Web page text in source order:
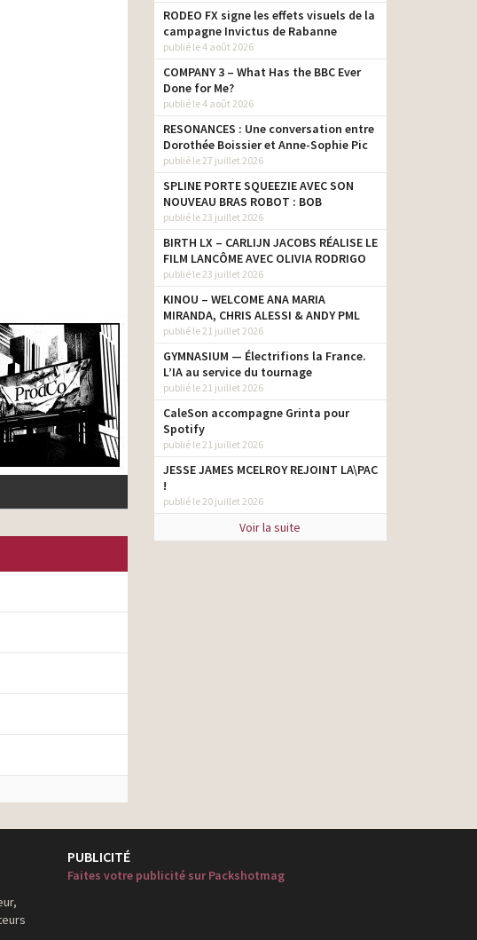
RODEO FX signe les effets visuels de la
campagne Invictus de Rabanne
publié le 4 août 2026
COMPANY 3 – What Has the BBC Ever
Done for Me?
publié le 4 août 2026
RESONANCES : Une conversation entre
Dorothée Boissier et Anne-Sophie Pic
publié le 27 juillet 2026
SPLINE PORTE SQUEEZIE AVEC SON
NOUVEAU BRAS ROBOT : BOB
publié le 23 juillet 2026
BIRTH LX – CARLIJN JACOBS RÉALISE LE
FILM LANCÔME AVEC OLIVIA RODRIGO
publié le 23 juillet 2026
KINOU – WELCOME ANA MARIA
MIRANDA, CHRIS ALESSI & ANDY PML
publié le 21 juillet 2026
GYMNASIUM — Électrifions la France.
L’IA au service du tournage
publié le 21 juillet 2026
CaleSon accompagne Grinta pour
Spotify
publié le 21 juillet 2026
JESSE JAMES MCELROY REJOINT LA\PAC
!
publié le 20 juillet 2026
Voir la suite
PUBLICITÉ
Faites votre publicité sur Packshotmag